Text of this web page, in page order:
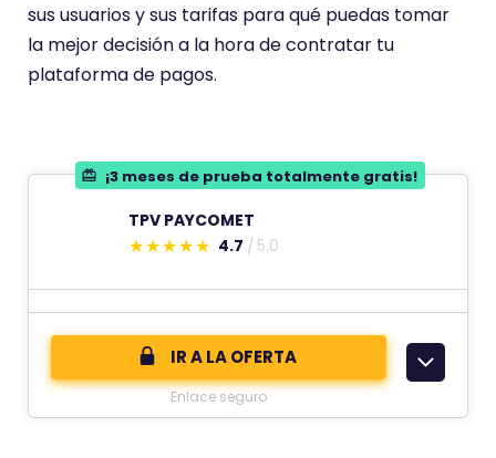
sus usuarios y sus tarifas para qué puedas tomar
la mejor decisión a la hora de contratar tu
plataforma de pagos.
¡3 meses de prueba totalmente gratis!
TPV PAYCOMET
E
s
t
c
4.7 5.0
IR A LA OFERTA
Enlace seguro